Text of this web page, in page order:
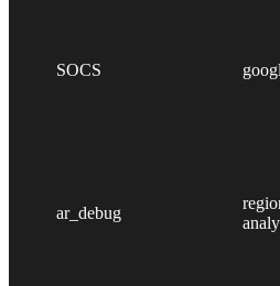
SOCS
ar_debug